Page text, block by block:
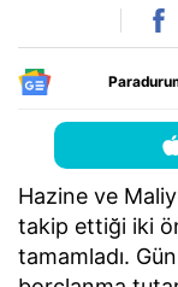
Hazine ve
takip ettiği iki
tamamladı.